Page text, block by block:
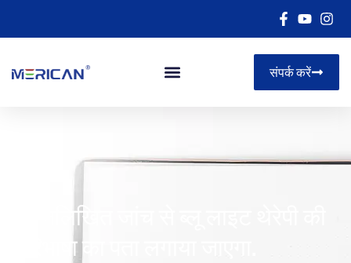
संपर्क करें
निम्नलिखित जांच से ब्लू लाइट थेरेपी की
परिभाषा का पता लगाया जाएगा.